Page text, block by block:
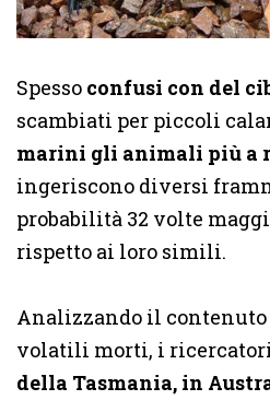
Spesso confusi con del
scambiati per piccoli
marini gli animali più a
ingeriscono diversi
probabilità 32 volte
rispetto ai loro simili.
Analizzando il
volatili morti, i ricercatori
della Tasmania, in